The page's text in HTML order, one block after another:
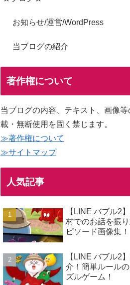
お知らせ/運営/WordPress
当ブログの紹介
著作権について
当ブログの内容、テキスト、画像
載・無断使用を固く禁じます。
≫著作権について
≫サイトマップ
人気記事
【LINE バブル2
村でのお話を振
ピソード画像集！
【LINE バブル2
介！簡単ルール
ズルゲーム！